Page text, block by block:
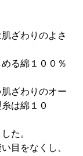
ざわりのよさ
る綿１００％
ざわりのオー
は綿１０
た。
目をなくし、